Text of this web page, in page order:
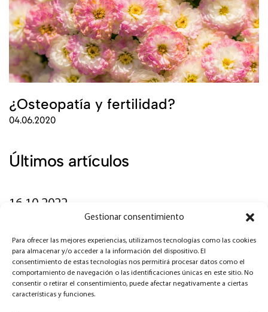
Gestionar consentimiento
Para ofrecer las mejores experiencias, utilizamos tecnologías como las cookies
para almacenar y/o acceder a la información del dispositivo. El
consentimiento de estas tecnologías nos permitirá procesar datos como el
comportamiento de navegación o las identificaciones únicas en este sitio. No
consentir o retirar el consentimiento, puede afectar negativamente a ciertas
características y funciones.
¿Osteopatía y fertilidad?
04.06.2020
Últimos artículos
16.10.2022
osteopatía?
07.02.2021